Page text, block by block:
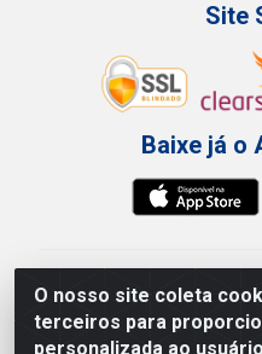
O nosso site coleta
terceiros para
personalizada ao
Site
Baixe já o
Bravi Consumíveis de
CNPJ
Av. Sul Gov. Cid